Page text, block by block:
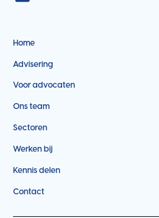
Home
Advisering
Voor advocaten
Ons team
Sectoren
Werken bij
Kennis delen
Contact